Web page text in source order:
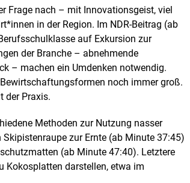
Frage nach – mit Innovationsgeist, viel
in der Region. Im NDR-Beitrag (ab
auf Exkursion zur
der Branche – abnehmende
– machen ein Umdenken notwendig.
noch immer groß.
der Praxis.
Methoden zur Nutzung nasser
zur Ernte (ab Minute 37:45)
(ab Minute 47:40). Letztere
Kokosplatten darstellen, etwa im